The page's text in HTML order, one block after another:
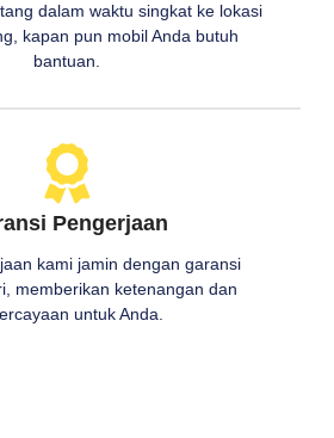
dalam waktu singkat ke lokasi
kapan pun mobil Anda butuh
bantuan.
Pengerjaan
kami jamin dengan garansi
memberikan ketenangan dan
untuk Anda.